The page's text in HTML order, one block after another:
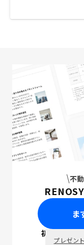
不
ま
初回面談で
プレゼン